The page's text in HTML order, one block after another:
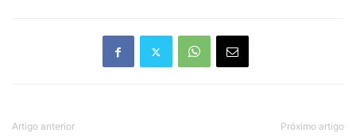
Artigo anterior Próximo artigo